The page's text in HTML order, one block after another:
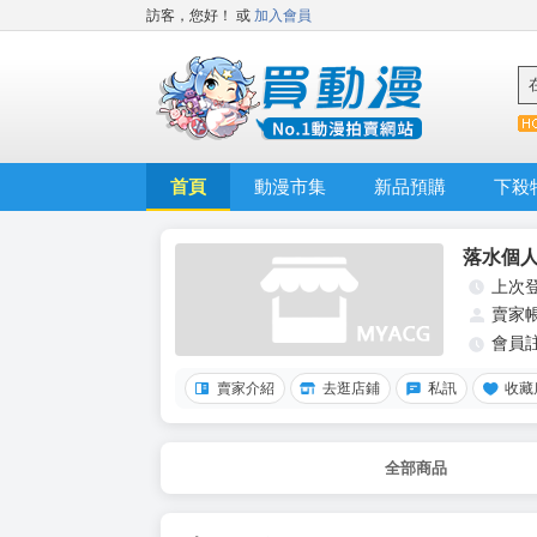
訪客，您好！ 或 加入會員
首頁 動漫市集 新品預購 下殺
落水個
上次
賣家
會員
賣家介紹 去逛店鋪 私訊 收藏
全部商品